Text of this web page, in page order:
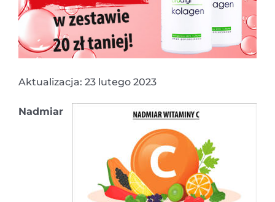
Aktualizacja: 23 lutego 2023
Nadmiar